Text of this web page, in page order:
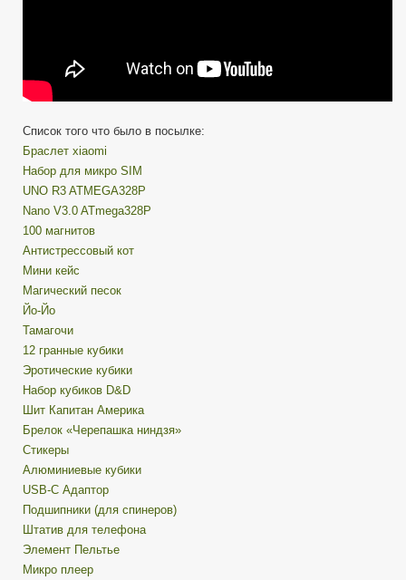
Список того что было в посылке:
Браслет xiaomi
Набор для микро SIM
UNO R3 ATMEGA328P
Nano V3.0 ATmega328P
100 магнитов
Антистрессовый кот
Мини кейс
Магический песок
Йо-Йо
Тамагочи
12 гранные кубики
Эротические кубики
Набор кубиков D&D
Шит Капитан Америка
Брелок «Черепашка ниндзя»
Стикеры
Алюминиевые кубики
USB-C Адаптор
Подшипники (для спинеров)
Штатив для телефона
Элемент Пельтье
Микро плеер